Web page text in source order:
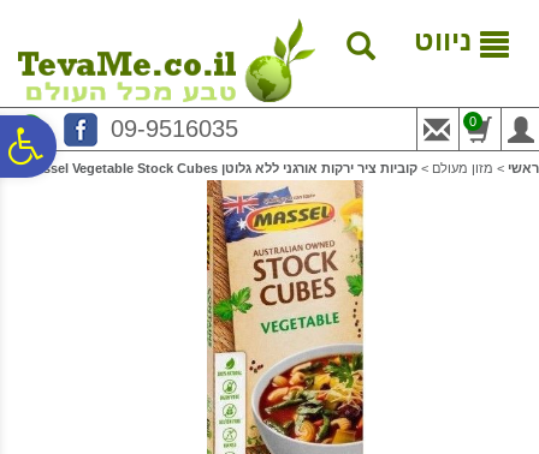
נגישות
המרכזי
ניווט
09-9516035 0
ראשי > מזון מעולם > קוביות ציר ירקות אורגני ללא גלוטן Massel Vegetable Stock Cubes